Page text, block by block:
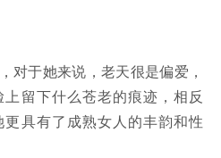
对于她来说，老天很是偏爱，
留下什么苍老的痕迹，相反
具有了成熟女人的丰韵和性